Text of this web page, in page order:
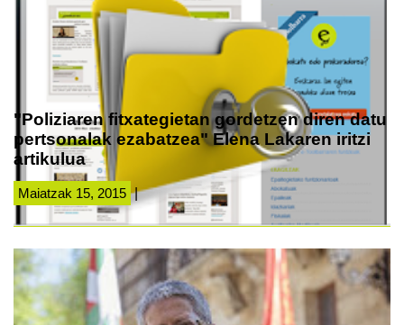
"Poliziaren fitxategietan gordetzen diren datu
pertsonalak ezabatzea" Elena Lakaren iritzi
artikulua
Maiatzak 15, 2015 |